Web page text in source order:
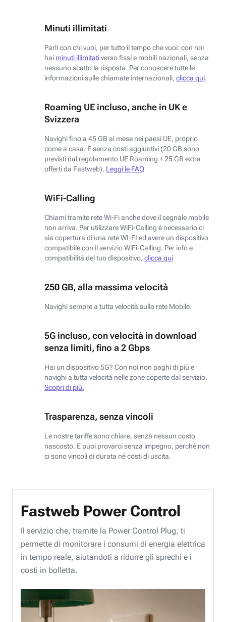
Minuti illimitati
Parli con chi vuoi, per tutto il tempo che vuoi: con noi
hai minuti illimitativerso fissi e mobili nazionali, senza
nessuno scatto la risposta. Per conoscere tutte le
informazioni sulle chiamate internazionali, clicca qui.
Roaming UE incluso, anche in UK e
Svizzera
Navighi fino a 45 GB al mese nei paesi UE, proprio
come a casa. E senza costi aggiuntivi (20 GB sono
previsti dal regolamento UE Roaming + 25 GB extra
offerti da Fastweb). Leggi le FAQ
WiFi-Calling
Chiami tramite rete Wi-Fi anche dove il segnale mobile
non arriva. Per utilizzare WiFi-Calling è necessario ci
sia copertura di una rete WI-FI ed avere un dispositivo
compatibile con il servizio WiFi-Calling. Per info e
compatibilità del tuo dispositivo, clicca qui
250 GB, alla massima velocità
Navighi sempre a tutta velocità sulla rete Mobile.
5G incluso, con velocità in download
senza limiti, fino a 2 Gbps
Hai un dispositivo 5G? Con noi non paghi di più e
navighi a tutta velocità nelle zone coperte dal servizio.
Scopri di più.
Trasparenza, senza vincoli
Le nostre tariffe sono chiare, senza nessun costo
nascosto. E puoi provarci senza impegno, perché non
ci sono vincoli di durata né costi di uscita.
Fastweb Power Control
Il servizio che, tramite la Power Control Plug, ti
permette di monitorare i consumi di energia elettrica
in tempo reale, aiutandoti a ridurre gli sprechi e i
costi in bolletta.